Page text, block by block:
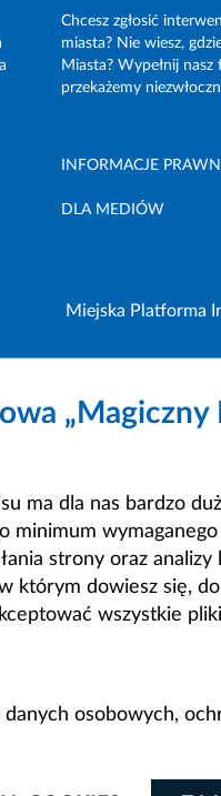
Chcesz zgłosić
miasta? Nie wiesz,
Miasta? Wypełnij nasz
przekażemy
INFORMACJE
DLA MEDIÓW
Miejska Platforma
„Magiczny
ma dla nas bardzo
strony oraz
którym dowiesz się,
wszystkie
osobowych,